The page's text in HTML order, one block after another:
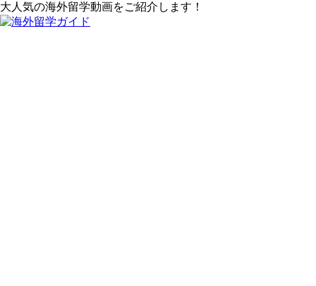
大人気の海外留学動画をご紹介します！